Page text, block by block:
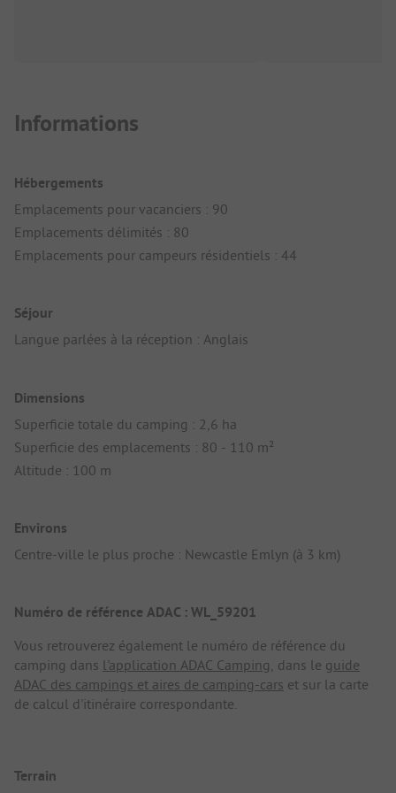
Informations
Hébergements
Emplacements pour vacanciers : 90
Emplacements délimités : 80
Emplacements pour campeurs résidentiels : 44
Séjour
Langue parlées à la réception : Anglais
Dimensions
Superficie totale du camping : 2,6 ha
Superficie des emplacements : 80 - 110 m²
Altitude : 100 m
Environs
Centre-ville le plus proche : Newcastle Emlyn (à 3 km)
Numéro de référence ADAC : WL_59201
Vous retrouverez également le numéro de référence du
camping dans l'application ADAC Camping, dans le guide
ADAC des campings et aires de camping-cars et sur la carte
de calcul d'itinéraire correspondante.
Terrain